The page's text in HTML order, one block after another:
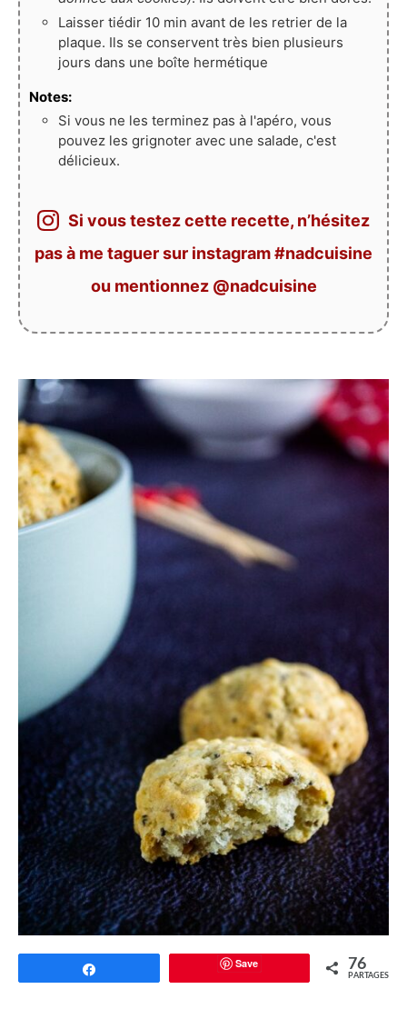
Laisser tiédir 10 min avant de les retrier de la
plaque. Ils se conservent très bien plusieurs
jours dans une boîte hermétique
Notes:
Si vous ne les terminez pas à l'apéro, vous
pouvez les grignoter avec une salade, c'est
délicieux.
Si vous testez cette recette, n’hésitez
pas à me taguer sur instagram #nadcuisine
ou mentionnez @nadcuisine
Save 76
PARTAGES